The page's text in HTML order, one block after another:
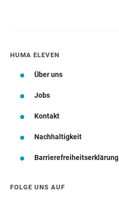
HUMA ELEVEN
Über uns
Jobs
Kontakt
Nachhaltigkeit
Barrierefreiheitserklärung
FOLGE UNS AUF